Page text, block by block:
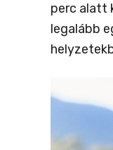
perc alatt
legalább